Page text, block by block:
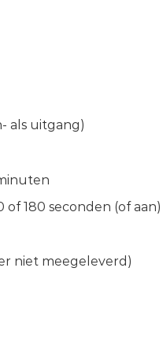
als uitgang)
of 180 seconden (of aan)
niet meegeleverd)